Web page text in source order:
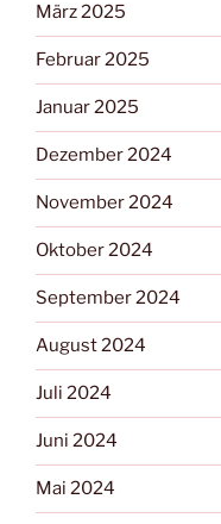
März 2025
Februar 2025
Januar 2025
Dezember 2024
November 2024
Oktober 2024
September 2024
August 2024
Juli 2024
Juni 2024
Mai 2024